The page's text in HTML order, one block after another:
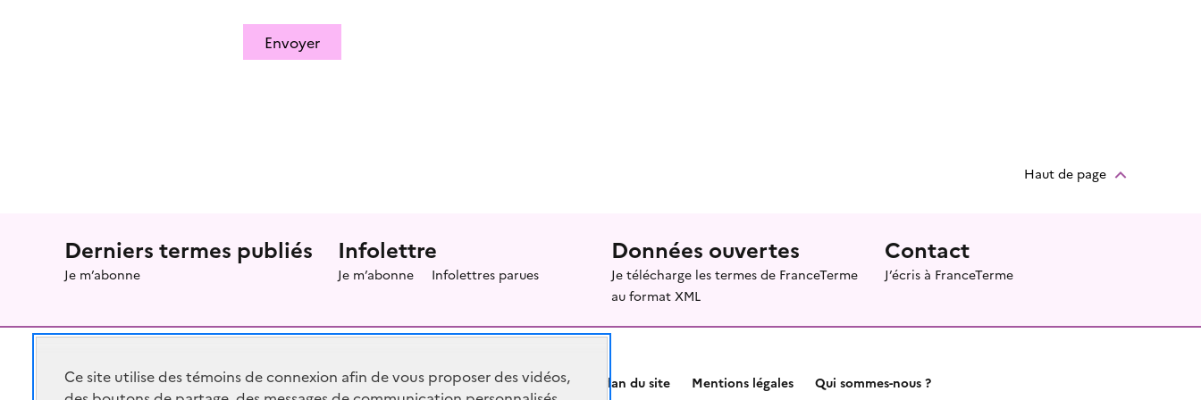
Envoyer
Haut de page
Menu prefooter
Derniers termes publiés
Je m’abonne
Infolettre
Je m’abonne Infolettres parues
Données ouvertes
Je télécharge les termes de FranceTerme
au format XML
Contact
J’écris à FranceTerme
Plan du site Mentions légales Qui sommes-nous ?
Ce site utilise des témoins de connexion afin de vous proposer des vidéos,